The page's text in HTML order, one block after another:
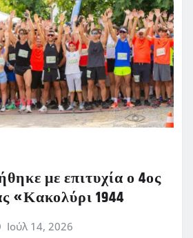
με επιτυχία ο 4ος
«Κακολύρι 1944
Ιούλ 14, 2026